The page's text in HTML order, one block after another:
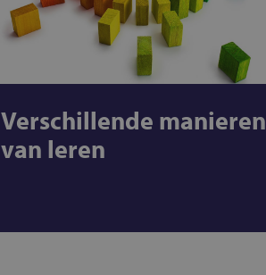
Verschillende manieren
van leren